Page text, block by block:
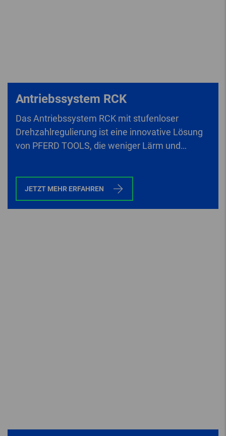
Antriebssystem RCK
Das Antriebssystem RCK mit stufenloser
Drehzahlregulierung ist eine innovative Lösung
von PFERD TOOLS, die weniger Lärm und
JETZT MEHR ERFAHREN